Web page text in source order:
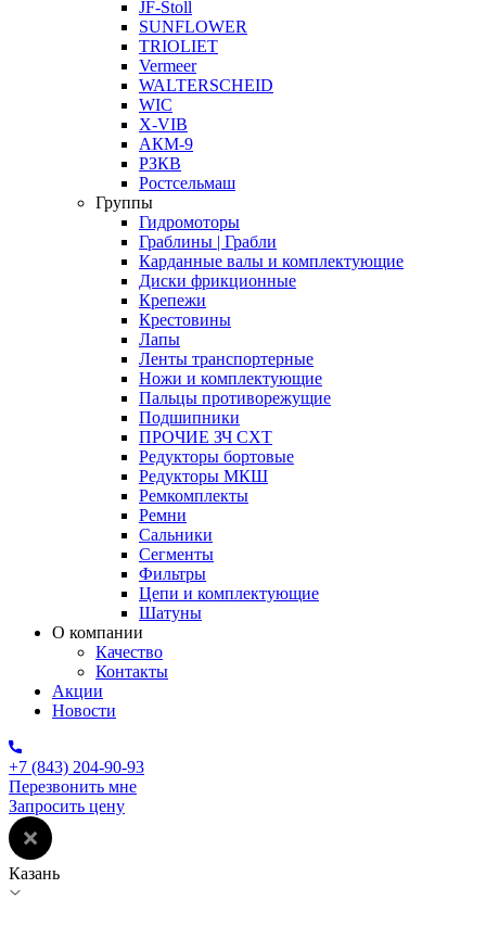
JF-Stoll
SUNFLOWER
TRIOLIET
Vermeer
WALTERSCHEID
WIC
X-VIB
АКМ-9
РЗКВ
Ростсельмаш
Группы
Гидромоторы
Граблины | Грабли
Карданные валы и комплектующие
Диски фрикционные
Крепежи
Крестовины
Лапы
Ленты транспортерные
Ножи и комплектующие
Пальцы противорежущие
Подшипники
ПРОЧИЕ ЗЧ СХТ
Редукторы бортовые
Редукторы МКШ
Ремкомплекты
Ремни
Сальники
Сегменты
Фильтры
Цепи и комплектующие
Шатуны
О компании
Качество
Контакты
Акции
Новости
+7 (843) 204-90-93
Перезвонить мне
Запросить цену
Казань